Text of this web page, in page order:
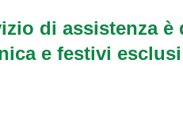
di assistenza è
e festivi esclusi